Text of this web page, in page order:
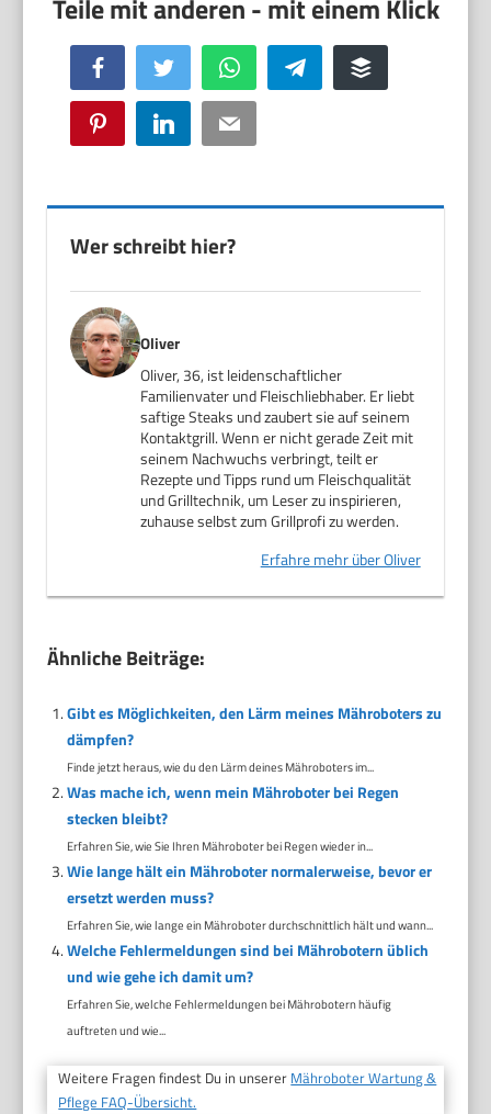
Facebook Twitter WhatsApp Telegram Buffer
Pinterest LinkedIn Email
Wer schreibt hier?
Oliver
Oliver, 36, ist leidenschaftlicher
Familienvater und Fleischliebhaber. Er liebt
saftige Steaks und zaubert sie auf seinem
Kontaktgrill. Wenn er nicht gerade Zeit mit
seinem Nachwuchs verbringt, teilt er
Rezepte und Tipps rund um Fleischqualität
und Grilltechnik, um Leser zu inspirieren,
zuhause selbst zum Grillprofi zu werden.
Erfahre mehr über Oliver
Ähnliche Beiträge:
Gibt es Möglichkeiten, den Lärm meines Mähroboters zu
dämpfen?
Finde jetzt heraus, wie du den Lärm deines Mähroboters im...
Was mache ich, wenn mein Mähroboter bei Regen
stecken bleibt?
Erfahren Sie, wie Sie Ihren Mähroboter bei Regen wieder in...
Wie lange hält ein Mähroboter normalerweise, bevor er
ersetzt werden muss?
Erfahren Sie, wie lange ein Mähroboter durchschnittlich hält und wann...
Welche Fehlermeldungen sind bei Mährobotern üblich
und wie gehe ich damit um?
Erfahren Sie, welche Fehlermeldungen bei Mährobotern häufig
auftreten und wie...
Weitere Fragen findest Du in unserer Mähroboter Wartung &
Pflege FAQ-Übersicht.